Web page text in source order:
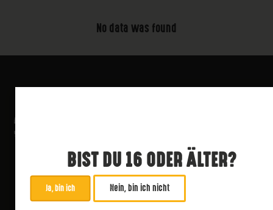
No data was found
BIST DU 16 ODER ÄLTER?
Ja, bin ich Nein, bin ich nicht